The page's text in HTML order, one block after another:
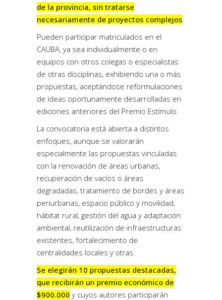
de la provincia, sin tratarse
necesariamente de proyectos complejos
Pueden participar matriculados en el
CAUBA, ya sea individualmente o en
equipos con otros colegas o especialistas
de otras disciplinas, exhibiendo una o más
propuestas, aceptándose reformulaciones
de ideas oportunamente desarrolladas en
ediciones anteriores del Premio Estímulo.
La convocatoria está abierta a distintos
enfoques, aunque se valorarán
especialmente las propuestas vinculadas
con la renovación de áreas urbanas,
recuperación de vacíos o áreas
degradadas, tratamiento de bordes y áreas
periurbanas, espacio público y movilidad,
hábitat rural, gestión del agua y adaptación
ambiental, reutilización de infraestructuras
existentes, fortalecimiento de
centralidades locales y otras.
Se elegirán 10 propuestas destacadas,
que recibirán un premio económico de
$900.000 y cuyos autores participarán